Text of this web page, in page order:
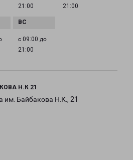
21:00
21:00
с 09:00 до
21:00
Н.К 21
им. Байбакова Н.К., 21